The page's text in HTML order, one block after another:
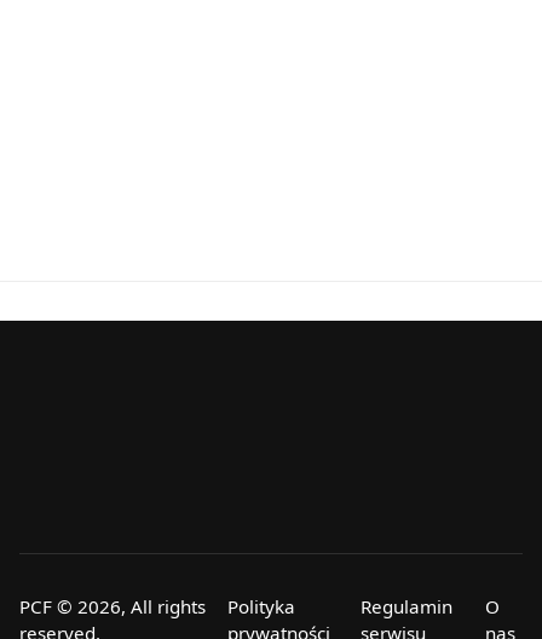
PCF © 2026, All rights
reserved.
Polityka
prywatności
Regulamin
serwisu
O
nas